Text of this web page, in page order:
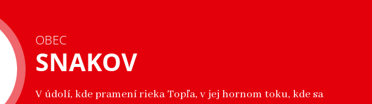
OBEC
SNAKOV
V údolí, kde pramení rieka Topľa, v jej hornom toku, kde sa